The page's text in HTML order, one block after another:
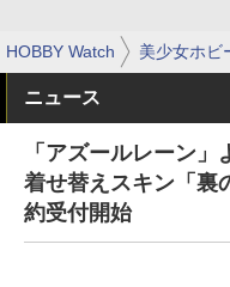
HOBBY Watch 美少女ホビ
ニュース
「アズールレーン
着せ替えスキン「裏
約受付開始